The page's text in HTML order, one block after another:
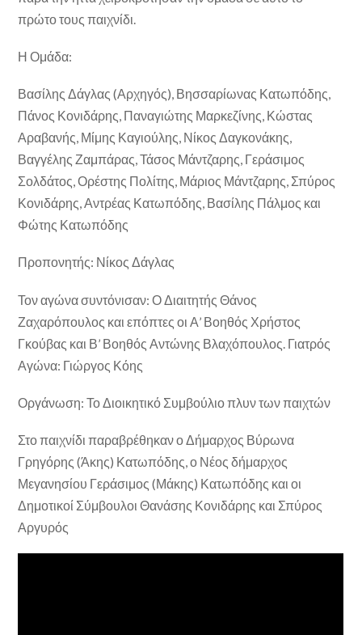
πρώτο τους παιχνίδι.
Η Ομάδα:
Βασίλης Δάγλας (Αρχηγός), Βησσαρίωνας Κατωπόδης,
Πάνος Κονιδάρης, Παναγιώτης Μαρκεζίνης, Κώστας
Αραβανής, Μίμης Καγιούλης, Νίκος Δαγκονάκης,
Βαγγέλης Ζαμπάρας, Τάσος Μάντζαρης, Γεράσιμος
Σολδάτος, Ορέστης Πολίτης, Μάριος Μάντζαρης, Σπύρος
Κονιδάρης, Αντρέας Κατωπόδης, Βασίλης Πάλμος και
Φώτης Κατωπόδης
Προπονητής: Νίκος Δάγλας
Τον αγώνα συντόνισαν: Ο Διαιτητής Θάνος
Ζαχαρόπουλος και επόπτες οι Α’ Βοηθός Χρήστος
Γκούβας και Β’ Βοηθός Αντώνης Βλαχόπουλος. Γιατρός
Αγώνα: Γιώργος Κόης
Οργάνωση: Το Διοικητικό Συμβούλιο πλυν των παιχτών
Στο παιχνίδι παραβρέθηκαν ο Δήμαρχος Βύρωνα
Γρηγόρης (Άκης) Κατωπόδης, ο Νέος δήμαρχος
Μεγανησίου Γεράσιμος (Μάκης) Κατωπόδης και οι
Δημοτικοί Σύμβουλοι Θανάσης Κονιδάρης και Σπύρος
Αργυρός